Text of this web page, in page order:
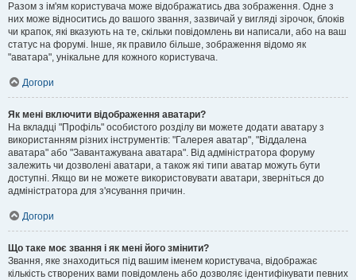
Разом з ім'ям користувача може відображатись два зображення. Одне з
них може відноситись до вашого звання, зазвичай у вигляді зірочок, блоків
чи крапок, які вказують на те, скільки повідомлень ви написали, або на ваш
статус на форумі. Інше, як правило більше, зображення відомо як
"аватара", унікальне для кожного користувача.
Догори
Як мені включити відображення аватари?
На вкладці "Профіль" особистого розділу ви можете додати аватару з
використанням різних інструментів: "Галерея аватар", "Віддалена
аватара" або "Завантажувана аватара". Від адміністратора форуму
залежить чи дозволені аватари, а також які типи аватар можуть бути
доступні. Якщо ви не можете використовувати аватари, зверніться до
адміністратора для з'ясування причин.
Догори
Що таке моє звання і як мені його змінити?
Звання, яке знаходиться під вашим іменем користувача, відображає
кількість створених вами повідомлень або дозволяє ідентифікувати певних